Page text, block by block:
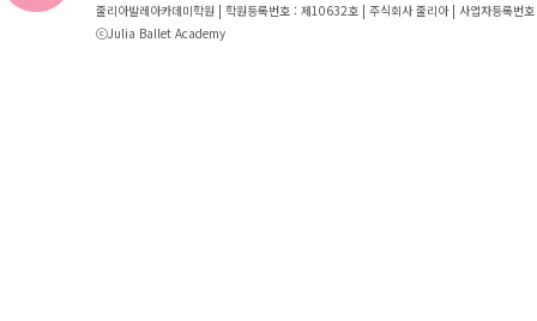
줄리아발레아카데미학원 | 학원등록번호 : 제10632호 | 주식회사 줄리아 | 사업자등록번
ⓒJulia Ballet Academy